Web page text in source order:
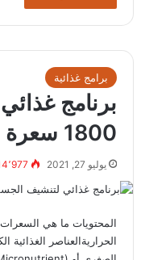
برامج غذائية
برنامج
1800 سعرة حرارية
يوليو 27, 2021
المحتويات ما هي